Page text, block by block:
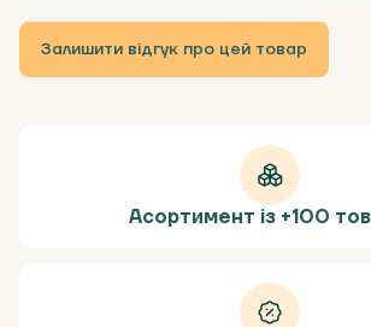
Залишити відгук про цей товар
Асортимент із +100